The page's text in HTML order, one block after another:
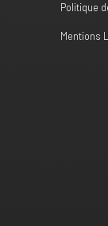
Politique
Mentions